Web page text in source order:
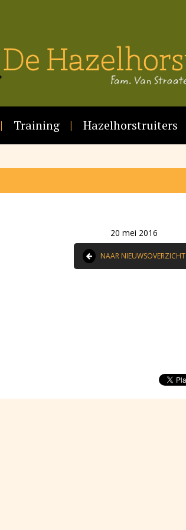
Training Hazelhorstruiters
20 mei 2016
NAAR NIEUWSOVERZICHT